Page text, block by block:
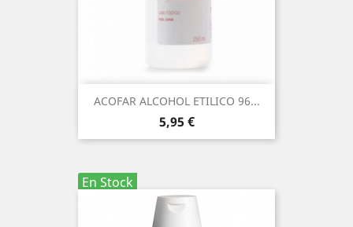
ACOFAR ALCOHOL ETILICO 96...
Precio
5,95 €
En Stock